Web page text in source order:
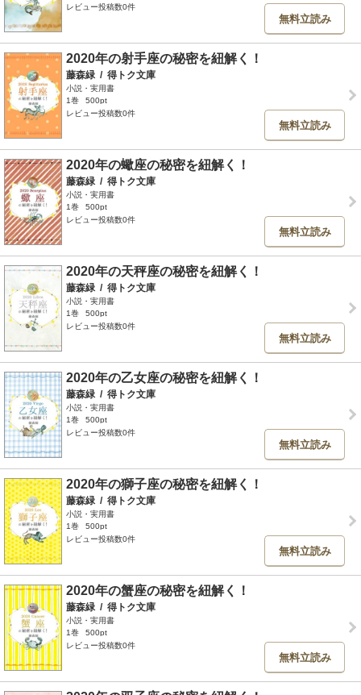
レビュー投稿数0件
無料立読み
2020年の射手座の秘密を紐解く！
藤森緑 / 得トク文庫
小説・実用書
1巻
500pt
レビュー投稿数0件
無料立読み
2020年の蠍座の秘密を紐解く！
藤森緑 / 得トク文庫
小説・実用書
1巻
500pt
レビュー投稿数0件
無料立読み
2020年の天秤座の秘密を紐解く！
藤森緑 / 得トク文庫
小説・実用書
1巻
500pt
レビュー投稿数0件
無料立読み
2020年の乙女座の秘密を紐解く！
藤森緑 / 得トク文庫
小説・実用書
1巻
500pt
レビュー投稿数0件
無料立読み
2020年の獅子座の秘密を紐解く！
藤森緑 / 得トク文庫
小説・実用書
1巻
500pt
レビュー投稿数0件
無料立読み
2020年の蟹座の秘密を紐解く！
藤森緑 / 得トク文庫
小説・実用書
1巻
500pt
レビュー投稿数0件
無料立読み